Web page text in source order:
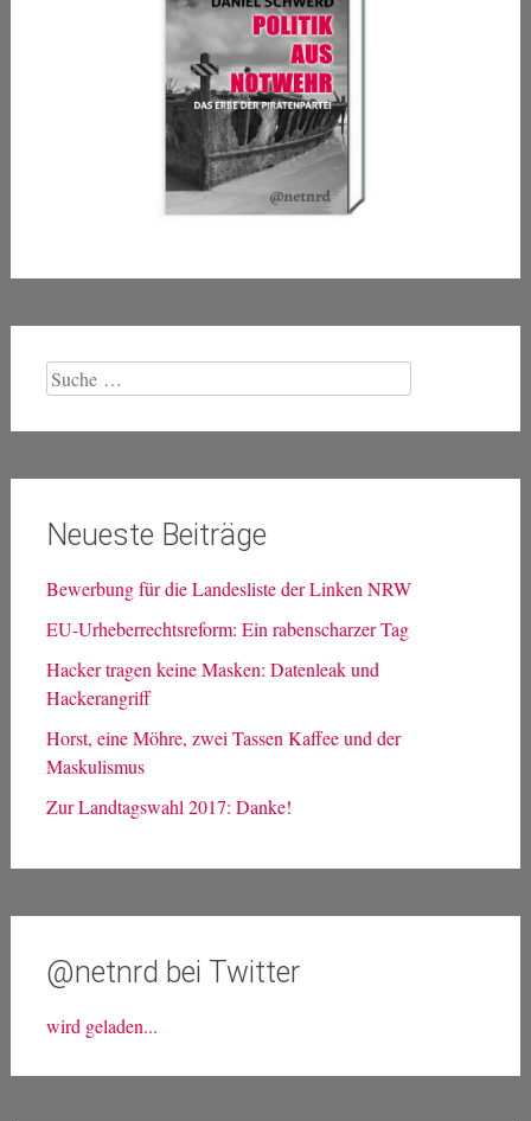
Suche
nach:
Neueste Beiträge
Bewerbung für die Landesliste der Linken NRW
EU-Urheberrechtsreform: Ein rabenscharzer Tag
Hacker tragen keine Masken: Datenleak und
Hackerangriff
Horst, eine Möhre, zwei Tassen Kaffee und der
Maskulismus
Zur Landtagswahl 2017: Danke!
@netnrd bei Twitter
wird geladen...